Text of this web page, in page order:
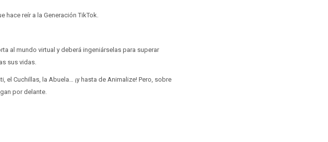
hace reír a la Generación TikTok.
al mundo virtual y deberá ingeniárselas para superar
sus vidas.
el Cuchillas, la Abuela… ¡y hasta de Animalize! Pero, sobre
por delante.